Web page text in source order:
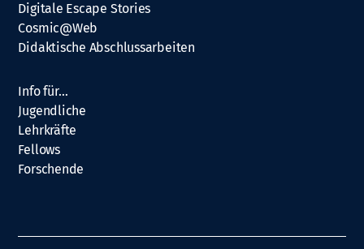
Digitale Escape Stories
Cosmic@Web
Didaktische Abschlussarbeiten
Info für…
Jugendliche
Lehrkräfte
Fellows
Forschende